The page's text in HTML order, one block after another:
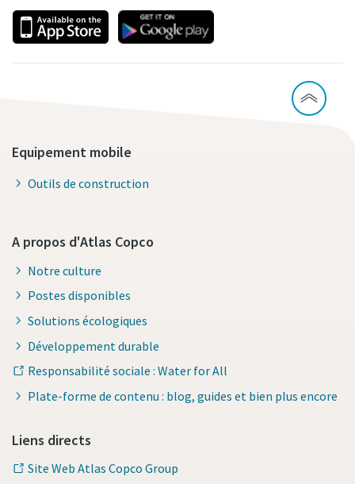
Equipement mobile
Outils de construction
A propos d'Atlas Copco
Notre culture
Postes disponibles
Solutions écologiques
Développement durable
Responsabilité sociale : Water for All
Plate-forme de contenu : blog, guides et bien plus encore
Liens directs
Site Web Atlas Copco Group